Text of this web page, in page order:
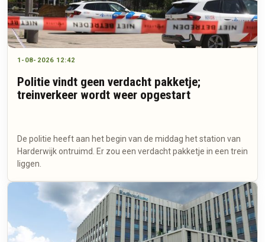
1-08-2026 12:42
Politie vindt geen verdacht pakketje;
treinverkeer wordt weer opgestart
De politie heeft aan het begin van de middag het station van
Harderwijk ontruimd. Er zou een verdacht pakketje in een trein
liggen.